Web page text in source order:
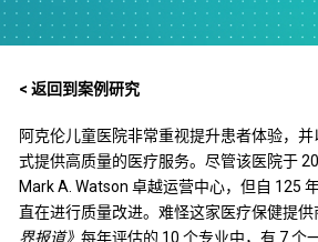
< 返回到案例研究
阿克伦儿童医院非常重视提升患者体验，
式提供高质量的医疗服务。尽管该医院于
Mark A. Watson 卓越运营中心，但自 125
直在进行质量改进。难怪这家医疗保健提供
界报道》 每年评估的 10 个专业中，有 7 个